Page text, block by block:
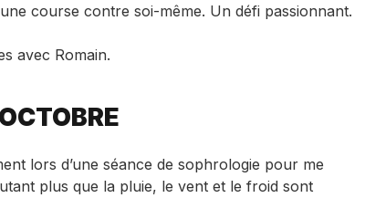
course contre soi-même. Un défi passionnant.
avec Romain.
lors d’une séance de sophrologie pour me
plus que la pluie, le vent et le froid sont